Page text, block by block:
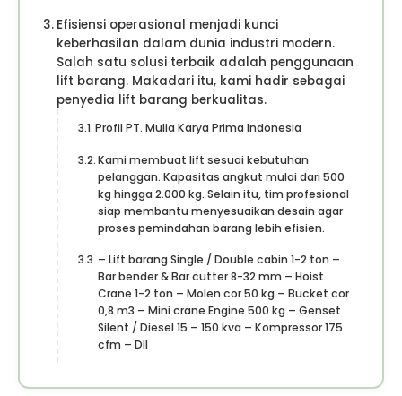
Efisiensi operasional menjadi kunci
keberhasilan dalam dunia industri modern.
Salah satu solusi terbaik adalah penggunaan
lift barang. Makadari itu, kami hadir sebagai
penyedia lift barang berkualitas.
Profil PT. Mulia Karya Prima Indonesia
Kami membuat lift sesuai kebutuhan
pelanggan. Kapasitas angkut mulai dari 500
kg hingga 2.000 kg. Selain itu, tim profesional
siap membantu menyesuaikan desain agar
proses pemindahan barang lebih efisien.
– Lift barang Single / Double cabin 1-2 ton –
Bar bender & Bar cutter 8-32 mm – Hoist
Crane 1-2 ton – Molen cor 50 kg – Bucket cor
0,8 m3 – Mini crane Engine 500 kg – Genset
Silent / Diesel 15 – 150 kva – Kompressor 175
cfm – Dll